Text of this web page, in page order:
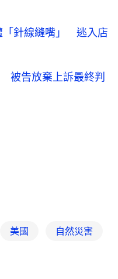
針線縫嘴」 逃入店
被告放棄上訴最終判
美國 自然災害